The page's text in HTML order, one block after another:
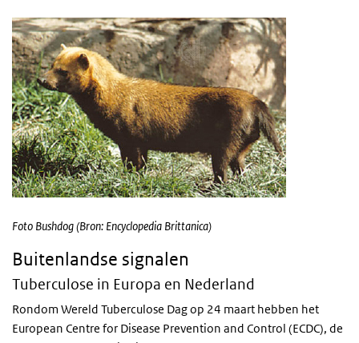
Foto Bushdog (Bron: Encyclopedia Brittanica)
Buitenlandse signalen
Tuberculose in Europa en Nederland
Rondom Wereld Tuberculose Dag op 24 maart hebben het
European Centre for Disease Prevention and Control (ECDC), de